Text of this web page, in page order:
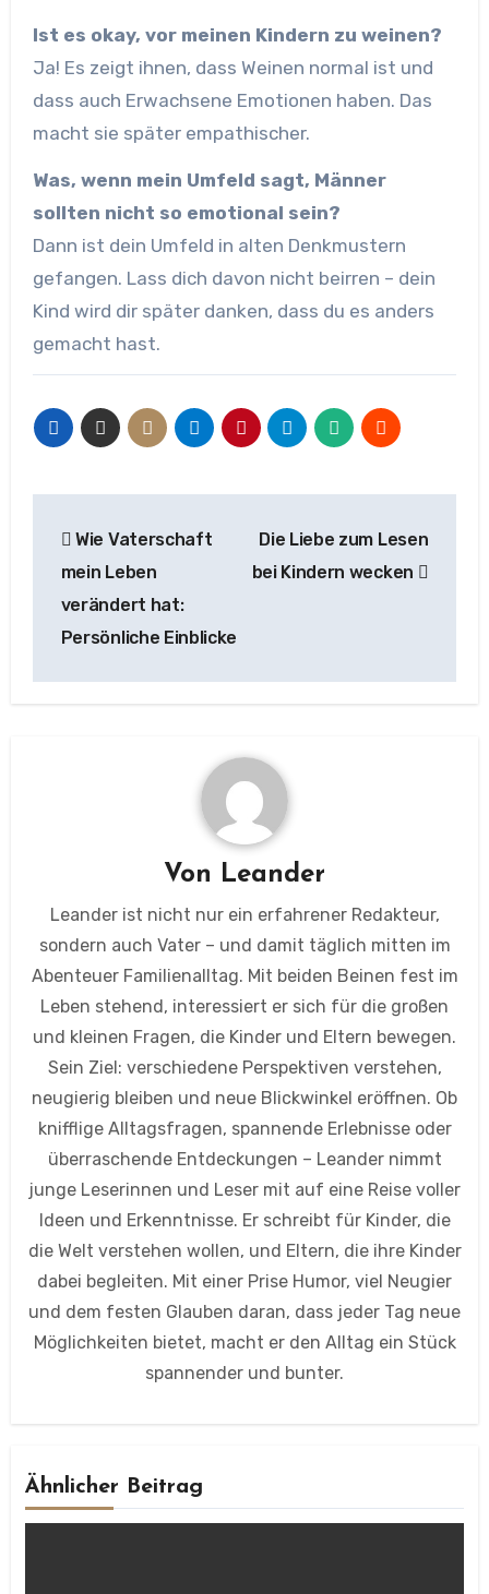
Ist es okay, vor meinen Kindern zu weinen?
Ja! Es zeigt ihnen, dass Weinen normal ist und
dass auch Erwachsene Emotionen haben. Das
macht sie später empathischer.
Was, wenn mein Umfeld sagt, Männer
sollten nicht so emotional sein?
Dann ist dein Umfeld in alten Denkmustern
gefangen. Lass dich davon nicht beirren – dein
Kind wird dir später danken, dass du es anders
gemacht hast.
Wie Vaterschaft
mein Leben
verändert hat:
Persönliche Einblicke
Die Liebe zum Lesen
bei Kindern wecken
Von Leander
Leander ist nicht nur ein erfahrener Redakteur,
sondern auch Vater – und damit täglich mitten im
Abenteuer Familienalltag. Mit beiden Beinen fest im
Leben stehend, interessiert er sich für die großen
und kleinen Fragen, die Kinder und Eltern bewegen.
Sein Ziel: verschiedene Perspektiven verstehen,
neugierig bleiben und neue Blickwinkel eröffnen. Ob
knifflige Alltagsfragen, spannende Erlebnisse oder
überraschende Entdeckungen – Leander nimmt
junge Leserinnen und Leser mit auf eine Reise voller
Ideen und Erkenntnisse. Er schreibt für Kinder, die
die Welt verstehen wollen, und Eltern, die ihre Kinder
dabei begleiten. Mit einer Prise Humor, viel Neugier
und dem festen Glauben daran, dass jeder Tag neue
Möglichkeiten bietet, macht er den Alltag ein Stück
spannender und bunter.
Ähnlicher Beitrag